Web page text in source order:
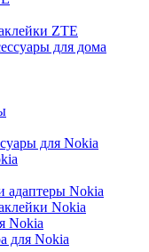
ZTE
для дома
для Nokia
адаптеры Nokia
Nokia
Nokia
для Nokia